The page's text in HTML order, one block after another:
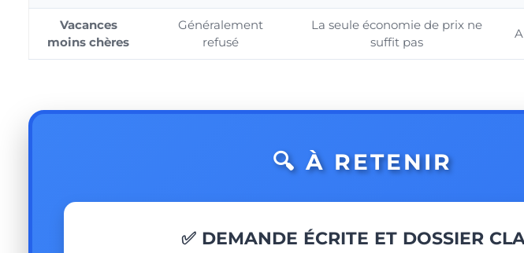
Vacances
moins chères
Généralement
refusé
La seule économie de prix ne
suffit pas
🔍 À RETENIR
✅ DEMANDE ÉCRITE ET DOSSIER